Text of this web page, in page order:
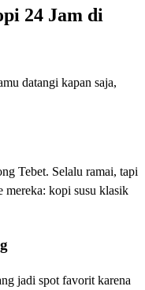
24 Jam di
datangi kapan saja,
Tebet. Selalu ramai, tapi
mereka: kopi susu klasik
jadi spot favorit karena